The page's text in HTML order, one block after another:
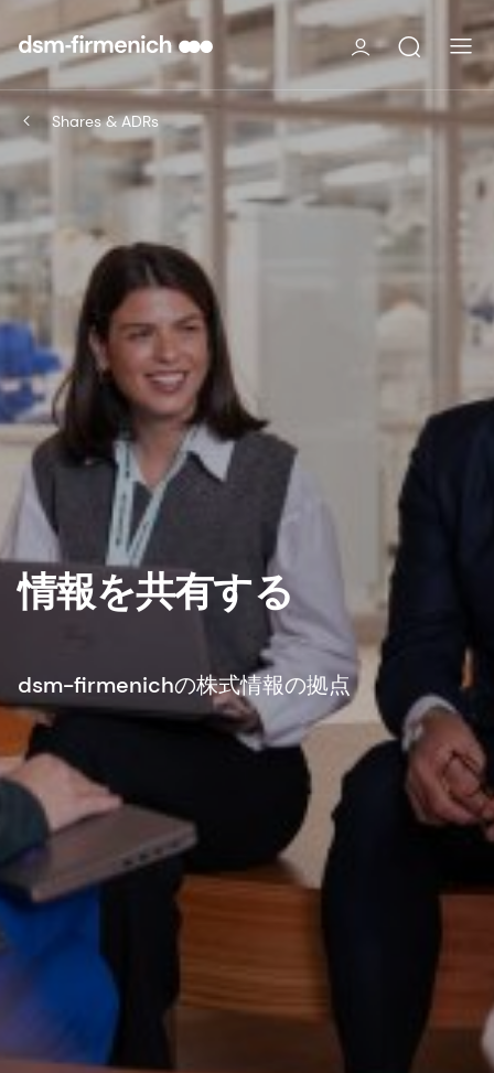
Shares & ADRs
情報を共有する
dsm-firmenichの株式情報の拠点